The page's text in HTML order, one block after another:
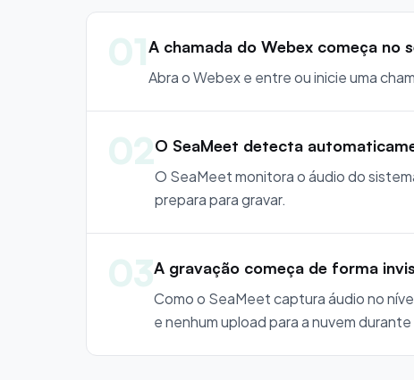
01A chamada do Webex começa no
Abra o Webex e entre ou inicie uma
02O SeaMeet detecta
O SeaMeet monitora o áudio do
prepara para gravar.
03A gravação começa de forma
Como o SeaMeet captura áudio no
e nenhum upload para a nuvem